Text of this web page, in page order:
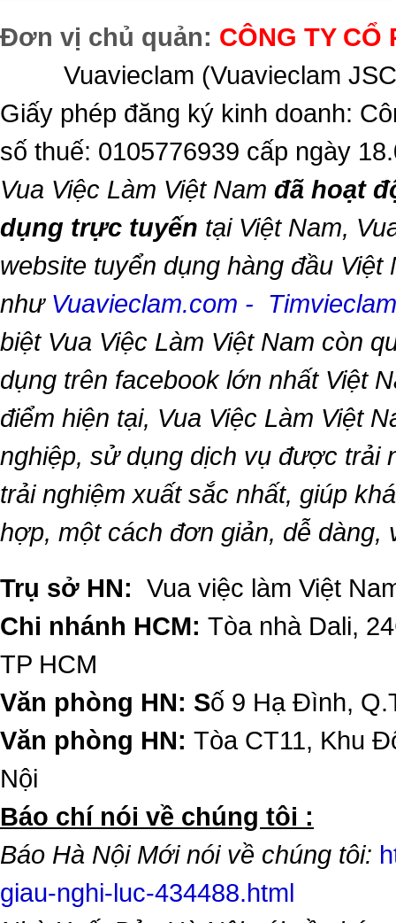
Đơn vị chủ quản: CÔNG TY CỔ
Vuavieclam (Vuavieclam
Giấy phép đăng ký kinh doanh:
số thuế: 0105776939 cấp ngày
Vua Việc Làm Việt Nam đã hoạt
dụng trực tuyến tại Việt Nam,
website tuyển dụng hàng đầu Việt
như Vuavieclam.com -
biệt Vua Việc Làm Việt Nam còn
dụng trên facebook lớn nhất Việt
điểm hiện tại, Vua Việc Làm Việt
nghiệp, sử dụng dịch vụ được trải
trải nghiệm xuất sắc nhất, giúp
hợp, một cách đơn giản, dễ dàng,
Trụ sở HN: Vua việc làm Việt
Chi nhánh HCM: Tòa nhà Dali,
TP HCM
Văn phòng HN: Số 9 Hạ Đình,
Văn phòng HN: Tòa CT11, Khu
Nội
​Báo chí nói về chúng tôi :
Báo Hà Nội Mới nói về chúng tôi:
giau-nghi-luc-434488.html